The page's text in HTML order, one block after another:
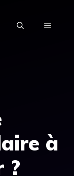
MENU
à
?